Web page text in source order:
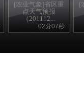
[农业气象]省区重
点天气预报
（201112...
02分07秒
[